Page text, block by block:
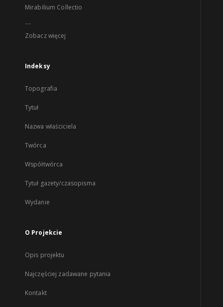
Mirabilium Collectio
...
Zobacz więcej
Indeksy
Topografia
Tytuł
Nazwa właściciela
Twórca
Współtwórca
Tytuł gazety/czasopisma
Wydanie
O Projekcie
Opis projektu
Najczęściej zadawane pytania
Kontakt